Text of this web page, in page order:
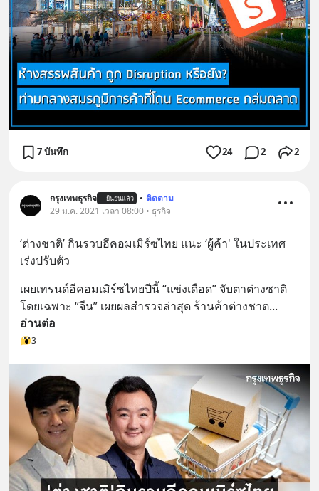
7 บันทึก 24 2 2
กรุงเทพธุรกิจ ยืนยันแล้ว • ติดตาม
29 ม.ค. 2021 เวลา 08:00 • ธุรกิจ
‘ต่างชาติ’ กินรวบอีคอมเมิร์ซไทย แนะ ‘ผู้ค้า' ในประเทศ
เร่งปรับตัว
เผยเทรนด์อีคอมเมิร์ซไทยปีนี้ “แข่งเดือด” จับตาต่างชาติ
โดยเฉพาะ “จีน” เผยผลสำรวจล่าสุด ร้านค้าต่างชาต
อ่านต่อ
3